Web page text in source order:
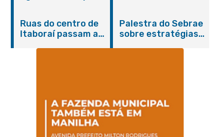
promovem
conscientização
sobre hanseníase
Ruas do centro de
Itaboraí passam a
Palestra do Sebrae
sobre estratégias